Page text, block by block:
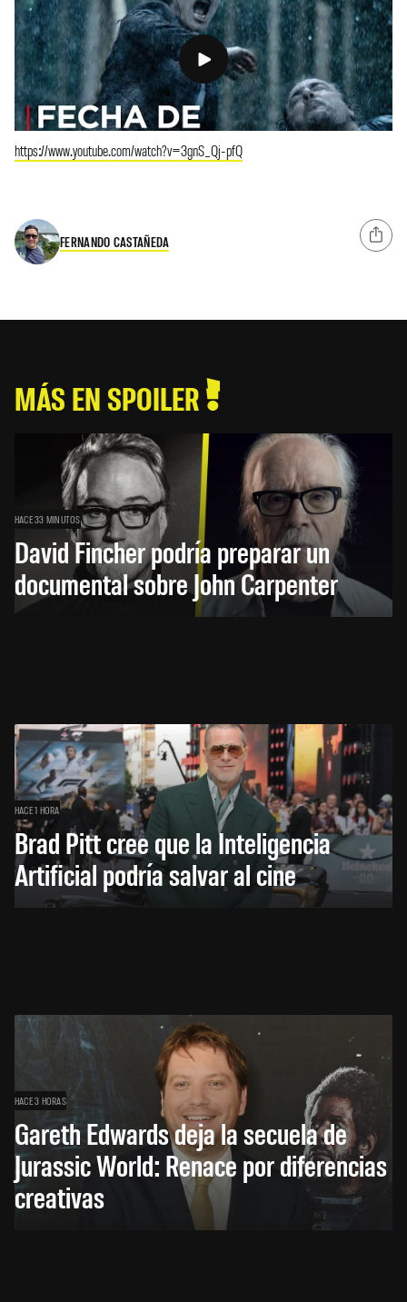
https://www.youtube.com/watch?v=3gnS_Qj-pfQ
FERNANDO CASTAÑEDA
MÁS EN SPOILER
HACE 33 MINUTOS
David Fincher podría preparar un
documental sobre John Carpenter
HACE 1 HORA
Brad Pitt cree que la Inteligencia
Artificial podría salvar al cine
HACE 3 HORAS
Gareth Edwards deja la secuela de
Jurassic World: Renace por diferencias
creativas